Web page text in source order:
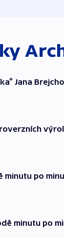
Jana
minutu po
minutu po